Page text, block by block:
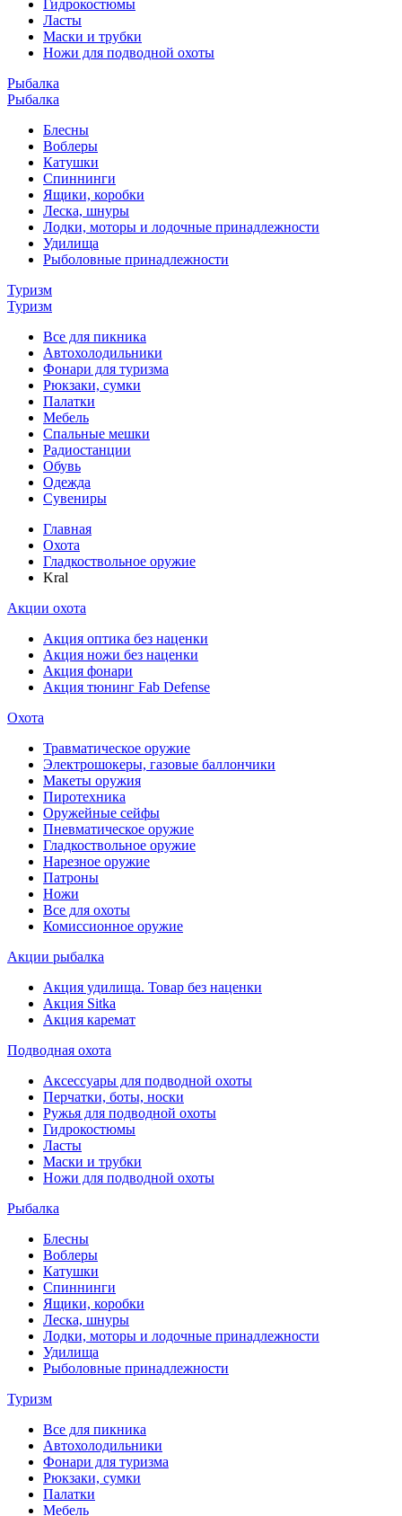
Гидрокостюмы
Ласты
Маски и трубки
Ножи для подводной охоты
Рыбалка
Рыбалка
Блесны
Воблеры
Катушки
Спиннинги
Ящики, коробки
Леска, шнуры
Лодки, моторы и лодочные принадлежности
Удилища
Рыболовные принадлежности
Туризм
Туризм
Все для пикника
Автохолодильники
Фонари для туризма
Рюкзаки, сумки
Палатки
Мебель
Спальные мешки
Радиостанции
Обувь
Одежда
Сувениры
Главная
Охота
Гладкоствольное оружие
Kral
Акции охота
Акция оптика без наценки
Акция ножи без наценки
Акция фонари
Акция тюнинг Fab Defense
Охота
Травматическое оружие
Электрошокеры, газовые баллончики
Макеты оружия
Пиротехника
Оружейные сейфы
Пневматическое оружие
Гладкоствольное оружие
Нарезное оружие
Патроны
Ножи
Все для охоты
Комиссионное оружие
Акции рыбалка
Акция удилища. Товар без наценки
Акция Sitka
Акция каремат
Подводная охота
Аксессуары для подводной охоты
Перчатки, боты, носки
Ружья для подводной охоты
Гидрокостюмы
Ласты
Маски и трубки
Ножи для подводной охоты
Рыбалка
Блесны
Воблеры
Катушки
Спиннинги
Ящики, коробки
Леска, шнуры
Лодки, моторы и лодочные принадлежности
Удилища
Рыболовные принадлежности
Туризм
Все для пикника
Автохолодильники
Фонари для туризма
Рюкзаки, сумки
Палатки
Мебель